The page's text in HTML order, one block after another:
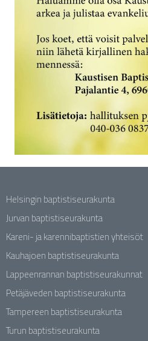
Helsingin baptistiseurakunta
Jurvan baptistiseurakunta
Kareni- ja karennibaptistien yhteisöt
Kauhajoen baptistiseurakunta
Lappeenrannan baptistiseurakunnat
Petäjäveden baptistiseurakunta
Tampereen baptistiseurakunta
Turun baptistiseurakunta